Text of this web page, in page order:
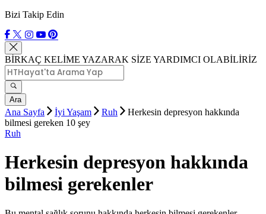
Bizi Takip Edin
BİRKAÇ KELİME YAZARAK SİZE YARDIMCI OLABİLİRİZ
Ara
Ana Sayfa İyi Yaşam Ruh
Herkesin depresyon hakkında
bilmesi gereken 10 şey
Ruh
Herkesin depresyon hakkında
bilmesi gerekenler